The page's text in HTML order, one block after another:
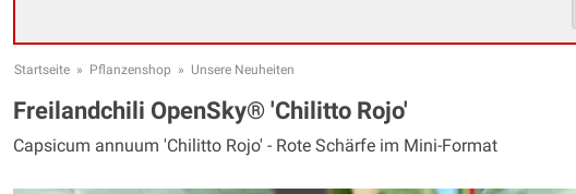
Startseite » Pflanzenshop » Unsere Neuheiten
Freilandchili OpenSky® 'Chilitto Rojo'
Capsicum annuum 'Chilitto Rojo' - Rote Schärfe im Mini-Format